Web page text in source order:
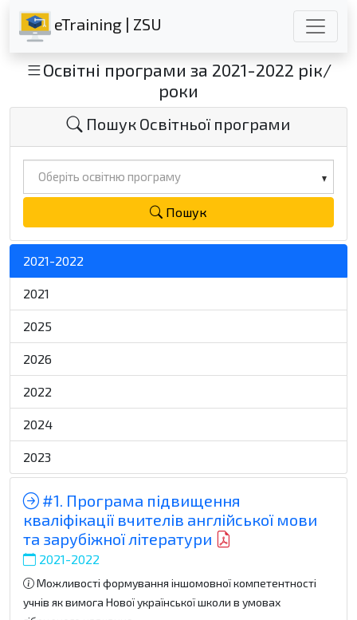
eTraining | ZSU
Освітні програми за 2021-2022 рік/
роки
Пошук Освітньої програми
Оберіть освітню програму
Пошук
2021-2022
2021
2025
2026
2022
2024
2023
#1. Програма підвищення
кваліфікації вчителів англійської мови
та зарубіжної літератури
2021-2022
Можливості формування іншомовної компетентності
учнів як вимога Нової української школи в умовах